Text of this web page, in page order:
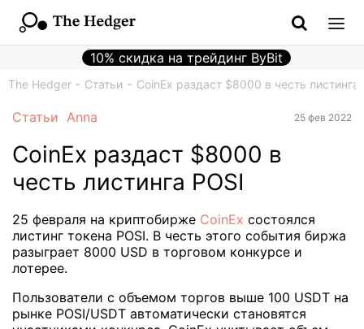
10% скидка на трейдинг ByBit
The Hedger Статьи CoinEx раздаст $8000 в честь листинга
Статьи Anna 25 фев 2022
CoinEx раздаст $8000 в
честь листинга POSI
25 февраля на криптобирже CoinEx состоялся
листинг токена POSI. В честь этого события биржа
разыграет 8000 USD в торговом конкурсе и
лотерее.
Пользователи с объемом торгов выше 100 USDT на
рынке POSI/USDT автоматически становятся